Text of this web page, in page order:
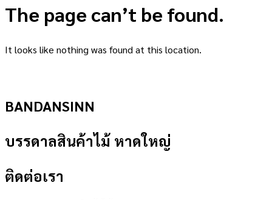
The page can’t be found.
It looks like nothing was found at this location.
BANDANSINN
บรรดาลสินค้าไม้ หาดใหญ่
ติดต่อเรา